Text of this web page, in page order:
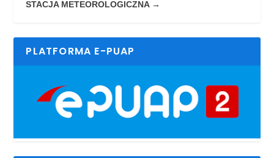
STACJA METEOROLOGICZNA →
PLATFORMA E-PUAP